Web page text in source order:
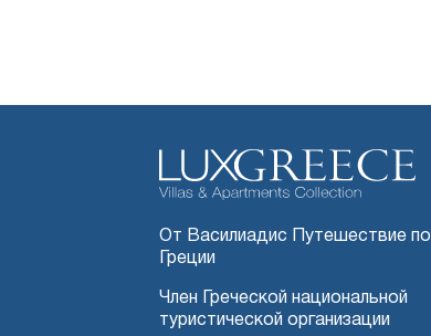
От Василиадис Путешествие по
Греции
Член Греческой национальной
туристической организации